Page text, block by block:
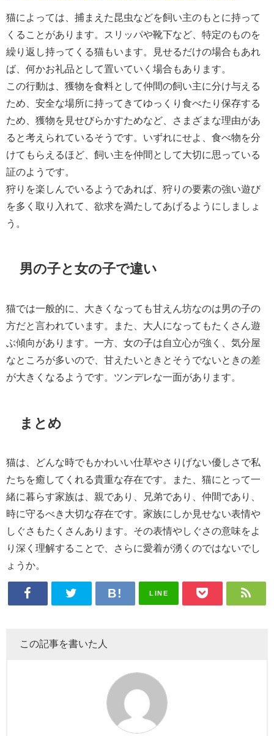
猫によっては、捕まえた昆虫などを飼い主のもとに持って
くることがあります。スリッパや靴下など、特定のものを
繰り返し持ってくる猫もいます。見せるだけの場合もあれ
ば、何かお礼品として置いていく場合もあります。
この行動は、獲物を食料として仲間の飼い主に分け与える
ため、安全な場所に持ってきてゆっくり食べたり保存する
ため、獲物を見せびらかすためなど、さまざまな理由があ
ると考えられているそうです。いずれにせよ、食べ物を分
けてもらえるほど、飼い主を仲間として大切に思っている
証のようです。
狩りを楽しんでいるようであれば、狩りの要素の強い遊び
を多く取り入れて、欲求を満たしてあげるようにしましょ
う。
男の子と女の子で違い
猫では一般的に、大きくなっても甘えん坊なのは男の子の
方だと言われています。また、大人になってもたくさん遊
ぶ傾向があります。一方、女の子は自立心が強く、気分屋
なところが多いので、甘えたいときとそうでないときの差
が大きくなるようです。ツンデレな一面があります。
まとめ
猫は、どんな時でもかわいい仕草やさりげない優しさで私
たちを癒してくれる貴重な存在です。また、猫にとって一
緒に暮らす家族は、親であり、兄弟であり、仲間であり、
時に守るべき大切な存在です。家族にしか見せない表情や
しぐさもたくさんあります。その表情やしぐさの意味をよ
り深く理解することで、さらに愛着が湧くのではないでし
ょうか。
LINE
この記事を書いた人